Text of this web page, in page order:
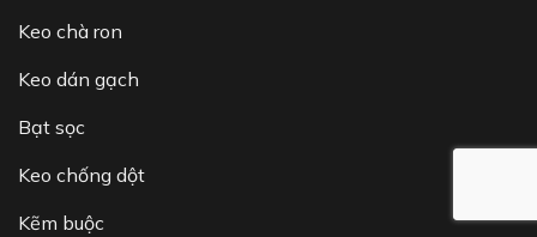
Keo chà ron
Keo dán gạch
Bạt sọc
Keo chống dột
Kẽm buộc